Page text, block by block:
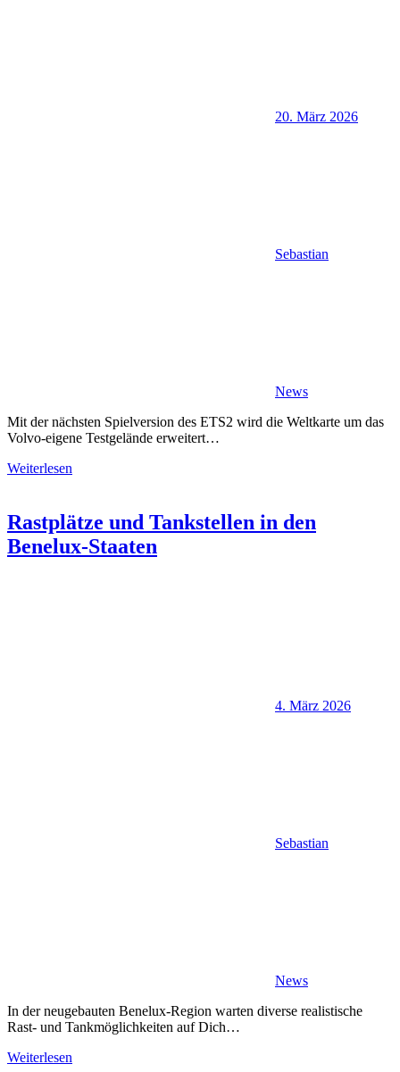
20. März 2026
Sebastian
News
Mit der nächsten Spielversion des ETS2 wird die Weltkarte um das
Volvo-eigene Testgelände erweitert…
Weiterlesen
Rastplätze und Tankstellen in den
Benelux-Staaten
4. März 2026
Sebastian
News
In der neugebauten Benelux-Region warten diverse realistische
Rast- und Tankmöglichkeiten auf Dich…
Weiterlesen